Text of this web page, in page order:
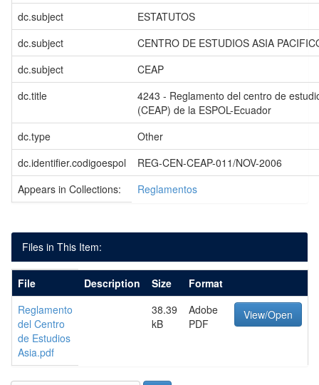
dc.subject
ESTATUTOS
dc.subject
CENTRO DE ESTUDIOS ASIA
dc.subject
CEAP
dc.title
4243 - Reglamento del centro de
(CEAP) de la ESPOL-Ecuador
dc.type
Other
dc.identifier.codigoespol
REG-CEN-CEAP-011/NOV-2006
Appears in Collections:
Reglamentos
Files in This Item:
File Description Size
Format
Reglamento
del Centro
de Estudios
Asia.pdf
38.39
kB
Adobe
PDF
View/Open